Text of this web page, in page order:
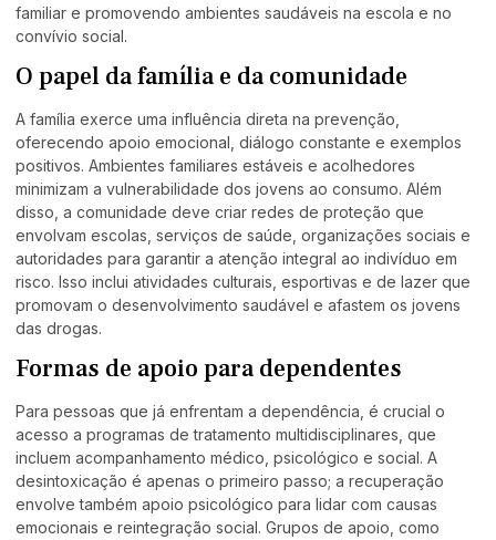
familiar e promovendo ambientes saudáveis na escola e no
convívio social.
O papel da família e da comunidade
A família exerce uma influência direta na prevenção,
oferecendo apoio emocional, diálogo constante e exemplos
positivos. Ambientes familiares estáveis e acolhedores
minimizam a vulnerabilidade dos jovens ao consumo. Além
disso, a comunidade deve criar redes de proteção que
envolvam escolas, serviços de saúde, organizações sociais e
autoridades para garantir a atenção integral ao indivíduo em
risco. Isso inclui atividades culturais, esportivas e de lazer que
promovam o desenvolvimento saudável e afastem os jovens
das drogas.
Formas de apoio para dependentes
Para pessoas que já enfrentam a dependência, é crucial o
acesso a programas de tratamento multidisciplinares, que
incluem acompanhamento médico, psicológico e social. A
desintoxicação é apenas o primeiro passo; a recuperação
envolve também apoio psicológico para lidar com causas
emocionais e reintegração social. Grupos de apoio, como